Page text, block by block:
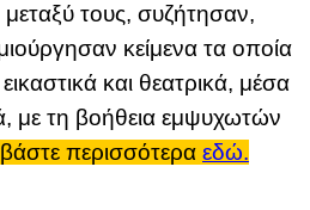
τους, συζήτησαν,
κείμενα τα οποία
και θεατρικά, μέσα
με τη βοήθεια εμψυχωτών
περισσότερα εδώ.